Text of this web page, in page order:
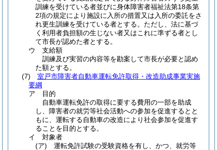
訓練を受けている者並びに身体障害者福祉法第18条第
2項の規定により施設に入所の措置又は入所の委託をさ
れ更生訓練を受けている者とする。ただし、法に基づ
く利用者負担額の生じない者又はこれに準ずる者とし
て市長が認めた者とする。
ウ
支給額
訓練及び実習の内容等を勘案して市長が必要と認め
た額とする。
(7)
室戸市障害者自動車運転免許取得・改造助成事業実施
要綱
ア
目的
自動車運転免許の取得に要する費用の一部を助成
し、障害者の就労等社会活動への参加を促進するとと
もに、運転する自動車の改造により社会参加を促進す
ることを目的とする。
イ
対象者
(ア)
運転免許試験の受験資格を有し、かつ、就労等